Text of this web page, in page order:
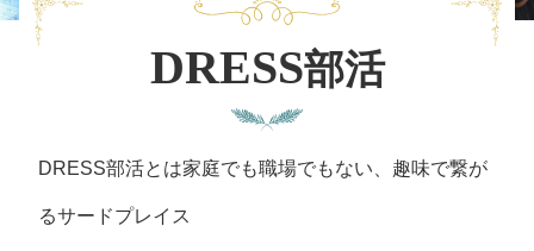
DRESS部活
DRESS部活とは家庭でも職場でもない、趣味で繋が
るサードプレイス